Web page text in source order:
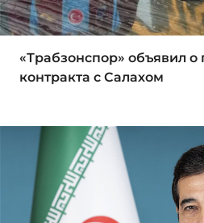
«Трабзонспор» объявил о
контракта с Салахом